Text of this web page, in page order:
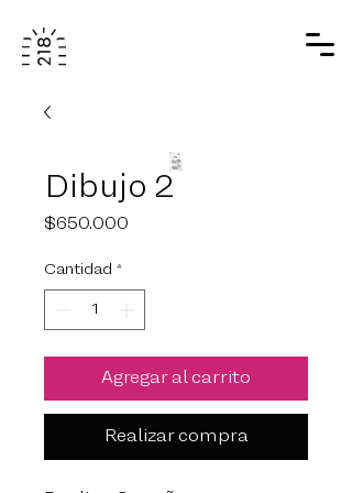
Dibujo 2
$650.000
Cantidad *
Agregar al carrito
Realizar compra